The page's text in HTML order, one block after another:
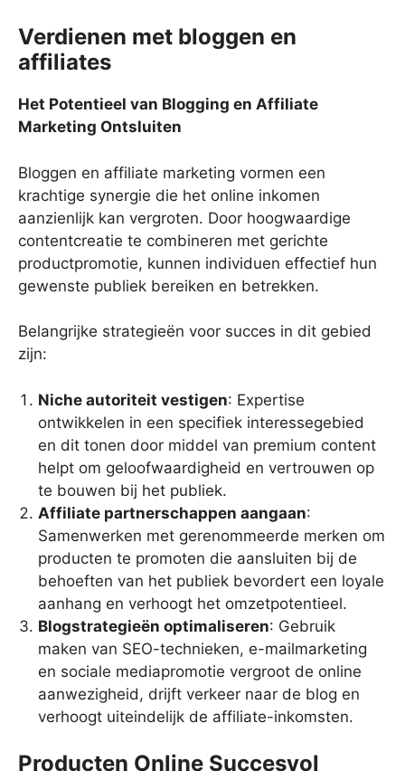
Verdienen met bloggen en
affiliates
Het Potentieel van Blogging en Affiliate
Marketing Ontsluiten
Bloggen en affiliate marketing vormen een
krachtige synergie die het online inkomen
aanzienlijk kan vergroten. Door hoogwaardige
contentcreatie te combineren met gerichte
productpromotie, kunnen individuen effectief hun
gewenste publiek bereiken en betrekken.
Belangrijke strategieën voor succes in dit gebied
zijn:
Niche autoriteit vestigen: Expertise
ontwikkelen in een specifiek interessegebied
en dit tonen door middel van premium content
helpt om geloofwaardigheid en vertrouwen op
te bouwen bij het publiek.
Affiliate partnerschappen aangaan:
Samenwerken met gerenommeerde merken om
producten te promoten die aansluiten bij de
behoeften van het publiek bevordert een loyale
aanhang en verhoogt het omzetpotentieel.
Blogstrategieën optimaliseren: Gebruik
maken van SEO-technieken, e-mailmarketing
en sociale mediapromotie vergroot de online
aanwezigheid, drijft verkeer naar de blog en
verhoogt uiteindelijk de affiliate-inkomsten.
Producten Online Succesvol